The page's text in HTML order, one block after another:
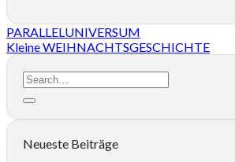
PARALLELUNIVERSUM
Kleine WEIHNACHTSGESCHICHTE
Neueste Beiträge